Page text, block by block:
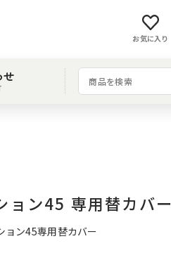
お気に入り
せ
ョン45 専用替カバー
ョン45専用替カバー